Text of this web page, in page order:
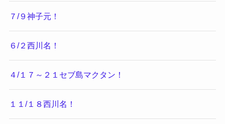
７/９神子元！
６/２西川名！
４/１７～２１セブ島マクタン！
１１/１８西川名！